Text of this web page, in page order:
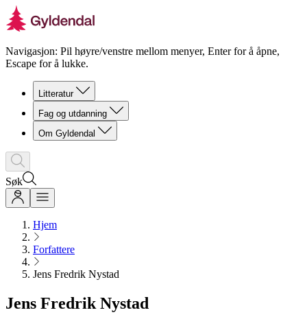
Navigasjon: Pil høyre/venstre mellom menyer, Enter for å åpne,
Escape for å lukke.
Litteratur
Fag og utdanning
Om Gyldendal
Søk
Hjem
Forfattere
Jens Fredrik Nystad
Jens Fredrik Nystad